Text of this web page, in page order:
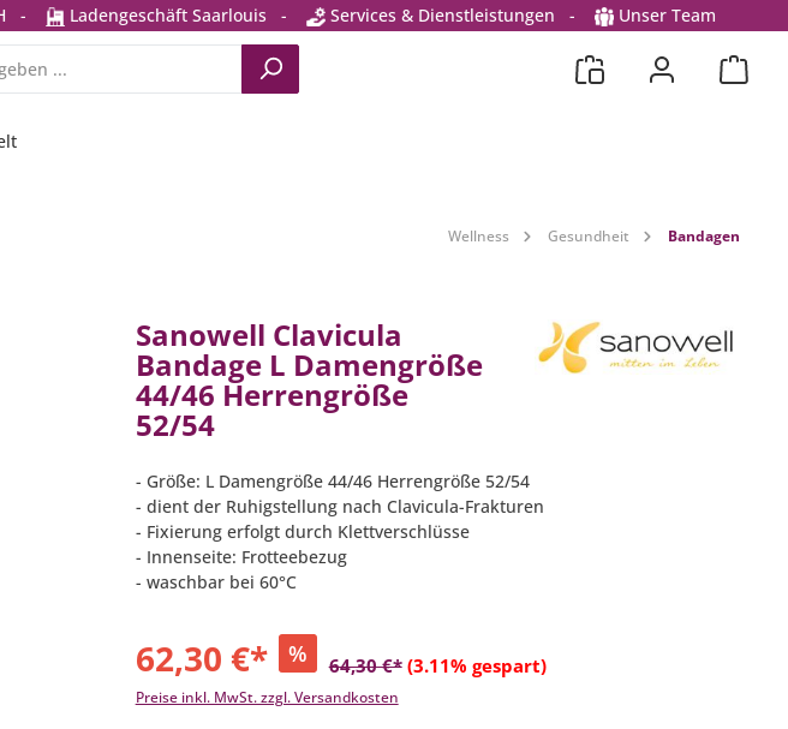
- Ladengeschäft Saarlouis - Services & Dienstleistungen - Unser Team
Wellness Gesundheit Bandagen
Sanowell Clavicula
Bandage L Damengröße
44/46 Herrengröße
52/54
- Größe: L Damengröße 44/46 Herrengröße 52/54
- dient der Ruhigstellung nach Clavicula-Frakturen
- Fixierung erfolgt durch Klettverschlüsse
- Innenseite: Frotteebezug
- waschbar bei 60°C
62,30 €* % 64,30 €* (3.11% gespart)
Preise inkl. MwSt. zzgl. Versandkosten